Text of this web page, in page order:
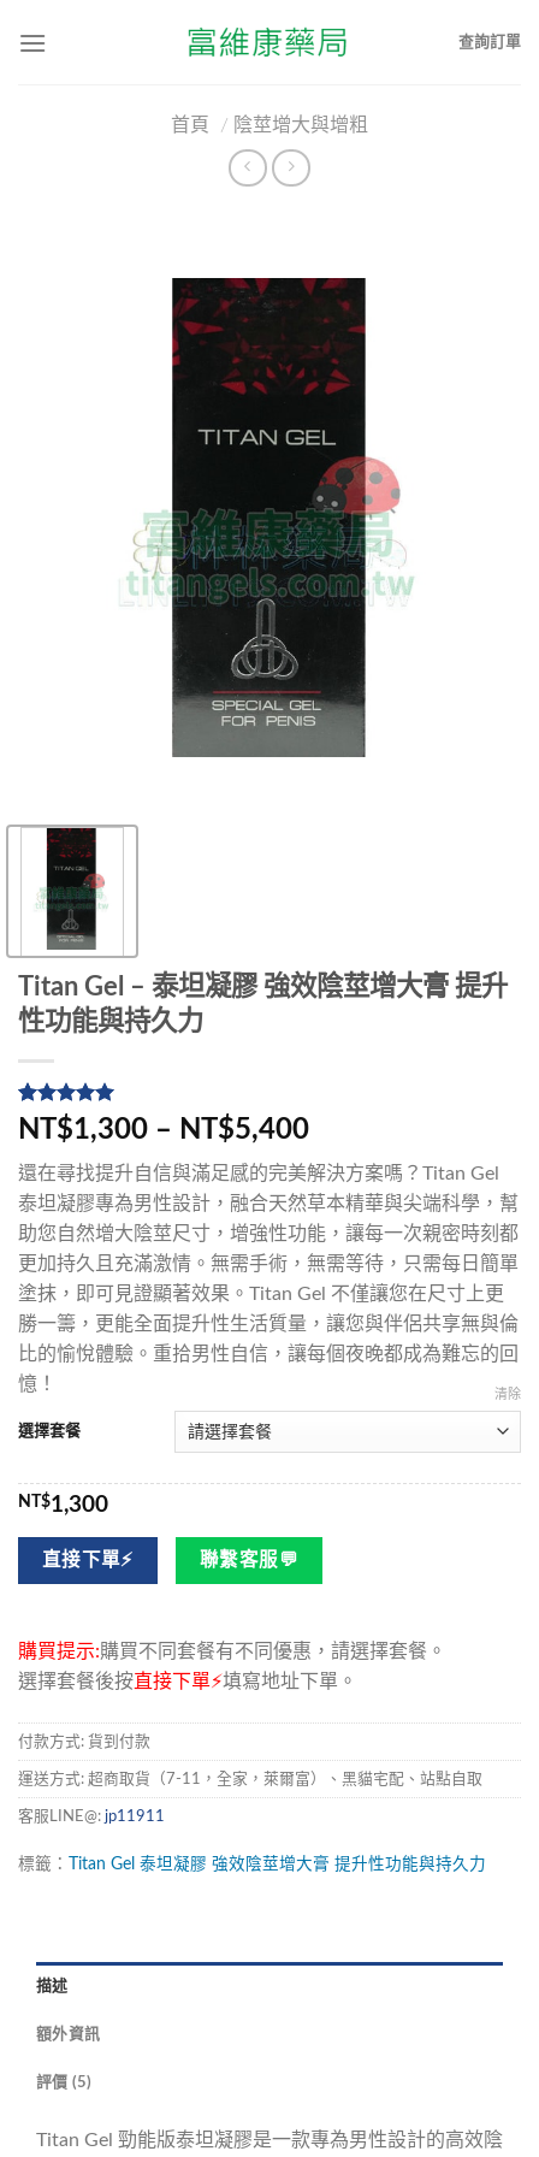
查詢訂單
首頁 / 陰莖增大與增粗
Titan Gel – 泰坦凝膠 強效陰莖增大膏 提升
性功能與持久力
評分5/
5，已有
5
位
顧客進行評
分
NT$1,300 – NT$5,400
還在尋找提升自信與滿足感的完美解決方案嗎？Titan Gel
泰坦凝膠專為男性設計，融合天然草本精華與尖端科學，幫
助您自然增大陰莖尺寸，增強性功能，讓每一次親密時刻都
更加持久且充滿激情。無需手術，無需等待，只需每日簡單
塗抹，即可見證顯著效果。Titan Gel 不僅讓您在尺寸上更
勝一籌，更能全面提升性生活質量，讓您與伴侶共享無與倫
比的愉悅體驗。重拾男性自信，讓每個夜晚都成為難忘的回
憶！
選擇套餐
清除
NT$1,300
直接下單⚡ 聯繫客服💬
購買提示:購買不同套餐有不同優惠，請選擇套餐。
選擇套餐後按直接下單⚡填寫地址下單。
付款方式: 貨到付款
運送方式: 超商取貨（7-11，全家，萊爾富）、黑貓宅配、站點自取
客服LINE@: jp11911
標籤： Titan Gel 泰坦凝膠 強效陰莖增大膏 提升性功能與持久力
描述
額外資訊
評價 (5)
Titan Gel 勁能版泰坦凝膠是一款專為男性設計的高效陰